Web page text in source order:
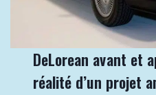
DeLorean avant et
réalité d’un projet